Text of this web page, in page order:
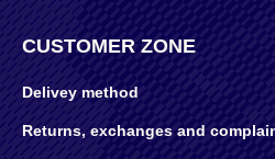
CUSTOMER ZONE
Delivey method
Returns, exchanges and